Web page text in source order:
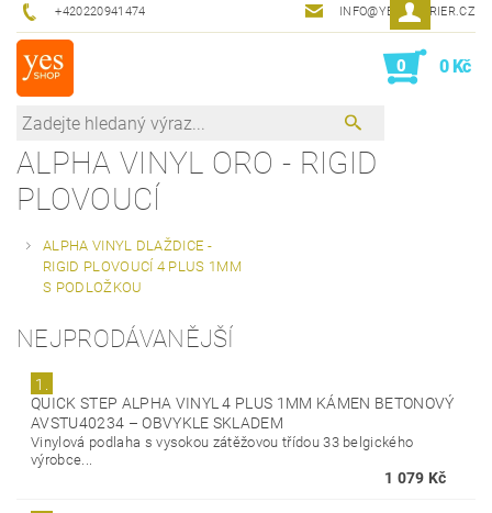
+420220941474 INFO@YESINTERIER.CZ
0 0 Kč
ALPHA VINYL ORO - RIGID
PLOVOUCÍ
ALPHA VINYL DLAŽDICE -
RIGID PLOVOUCÍ 4 PLUS 1MM
S PODLOŽKOU
NEJPRODÁVANĚJŠÍ
1.
QUICK STEP ALPHA VINYL 4 PLUS 1MM KÁMEN BETONOVÝ
AVSTU40234 –OBVYKLE SKLADEM
Vinylová podlaha s vysokou zátěžovou třídou 33 belgického
výrobce...
1 079 Kč